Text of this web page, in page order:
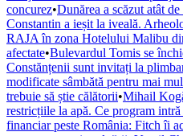
concurez•Dunărea a scăzut atât
Constantin a ieșit la iveală.
RAJA în zona Hotelului Malibu
afectate•Bulevardul Tomis se
Constănțenii sunt invitați la
modificate sâmbătă pentru mai
trebuie să știe călătorii•Mihail
restricțiile la apă. Ce program
financiar peste România: Fitch îi